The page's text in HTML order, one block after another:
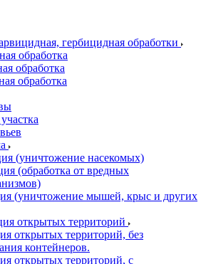
гербицидная обработки
обработка
обработка
обработка
(уничтожение насекомых)
(обработка от вредных
(уничтожение мышей, крыс и других
открытых территорий
открытых территорий, без
контейнеров.
открытых территорий, с